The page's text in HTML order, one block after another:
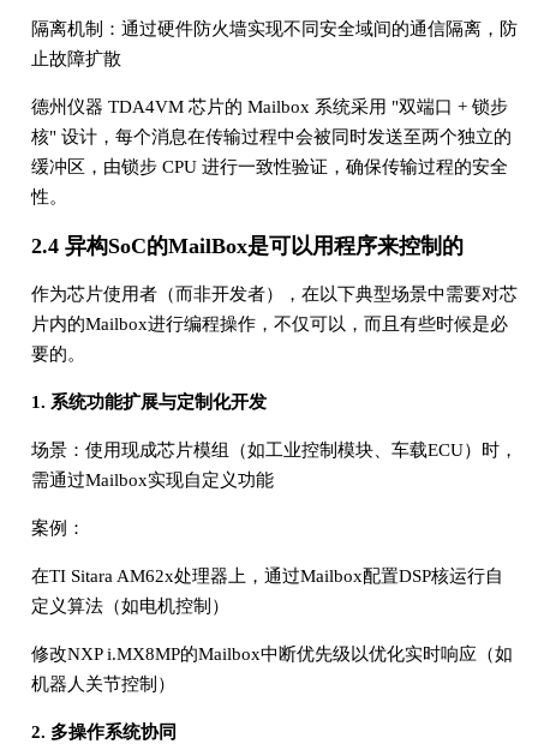
隔离机制：通过硬件防火墙实现不同安全域间的通信隔离，防
止故障扩散
德州仪器 TDA4VM 芯片的 Mailbox 系统采用 "双端口 + 锁步
核" 设计，每个消息在传输过程中会被同时发送至两个独立的
缓冲区，由锁步 CPU 进行一致性验证，确保传输过程的安全
性。
2.4 异构SoC的MailBox是可以用程序来控制的
作为芯片使用者（而非开发者），在以下典型场景中需要对芯
片内的Mailbox进行编程操作，不仅可以，而且有些时候是必
要的。
1. 系统功能扩展与定制化开发
场景：使用现成芯片模组（如工业控制模块、车载ECU）时，
需通过Mailbox实现自定义功能
案例：
在TI Sitara AM62x处理器上，通过Mailbox配置DSP核运行自
定义算法（如电机控制）
修改NXP i.MX8MP的Mailbox中断优先级以优化实时响应（如
机器人关节控制）
2. 多操作系统协同